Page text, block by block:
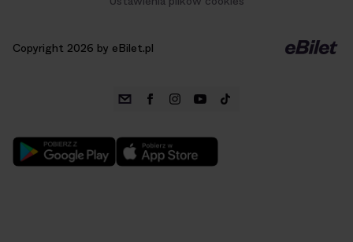
Copyright 2026 by eBilet.pl